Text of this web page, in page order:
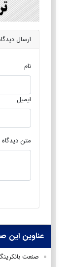
ارسال
نام
ایمیل
متن دیدگاه
عناوین این
صنعت